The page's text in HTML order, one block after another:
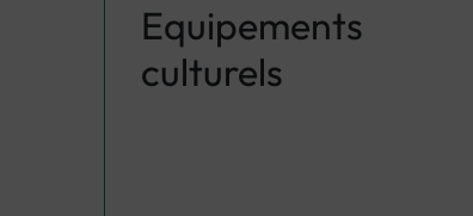
Equipements
culturels